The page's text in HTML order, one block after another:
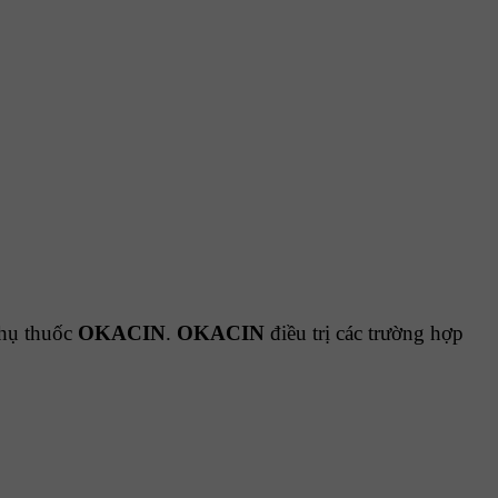
thuốc OKACIN. OKACIN điều trị các trường hợp